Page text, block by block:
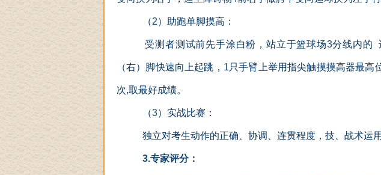
（2）助跑单脚摸高：
受测者测试前先手涂白粉，站立于篮球场3分线内的
（右）脚快速向上起跳， 1只手臂上举用指尖触摸摸高器最高
次,取最好成绩。
（3）实战比赛：
独立对考生动作的正确、协调、连贯程度，技、战术运
3.专家评分：